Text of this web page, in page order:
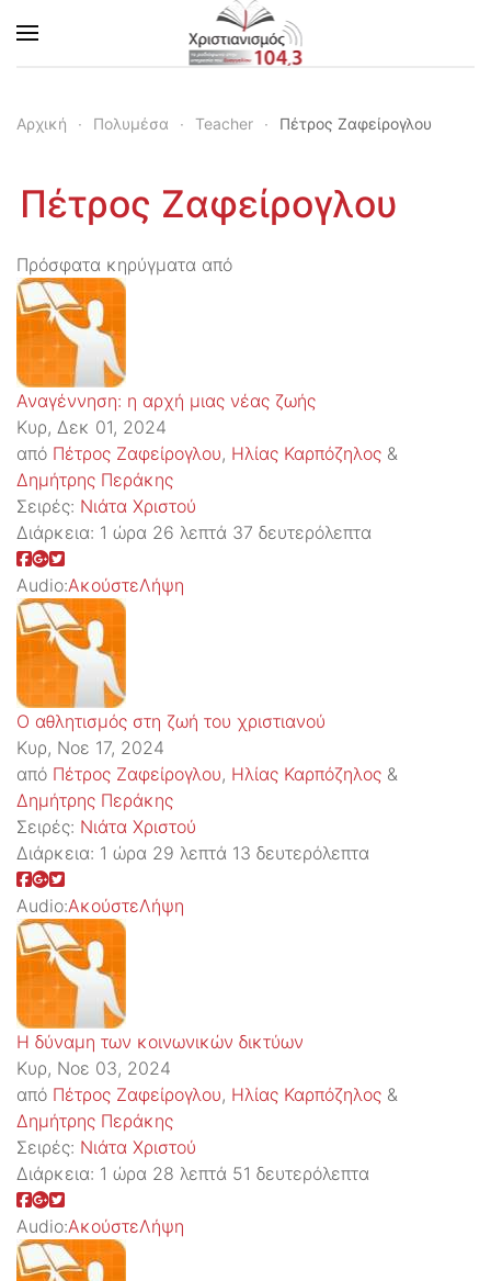
Skip to main content
Αρχική Πολυμέσα Teacher Πέτρος Ζαφείρογλου
Πέτρος Ζαφείρογλου
Πρόσφατα κηρύγματα από
Αναγέννηση: η αρχή μιας νέας ζωής
Κυρ, Δεκ 01, 2024
από Πέτρος Ζαφείρογλου, Ηλίας Καρπόζηλος &
Δημήτρης Περάκης
Σειρές: Νιάτα Χριστού
Διάρκεια: 1 ώρα 26 λεπτά 37 δευτερόλεπτα
Audio:ΑκούστεΛήψη
Ο αθλητισμός στη ζωή του χριστιανού
Κυρ, Νοε 17, 2024
από Πέτρος Ζαφείρογλου, Ηλίας Καρπόζηλος &
Δημήτρης Περάκης
Σειρές: Νιάτα Χριστού
Διάρκεια: 1 ώρα 29 λεπτά 13 δευτερόλεπτα
Audio:ΑκούστεΛήψη
Η δύναμη των κοινωνικών δικτύων
Κυρ, Νοε 03, 2024
από Πέτρος Ζαφείρογλου, Ηλίας Καρπόζηλος &
Δημήτρης Περάκης
Σειρές: Νιάτα Χριστού
Διάρκεια: 1 ώρα 28 λεπτά 51 δευτερόλεπτα
Audio:ΑκούστεΛήψη